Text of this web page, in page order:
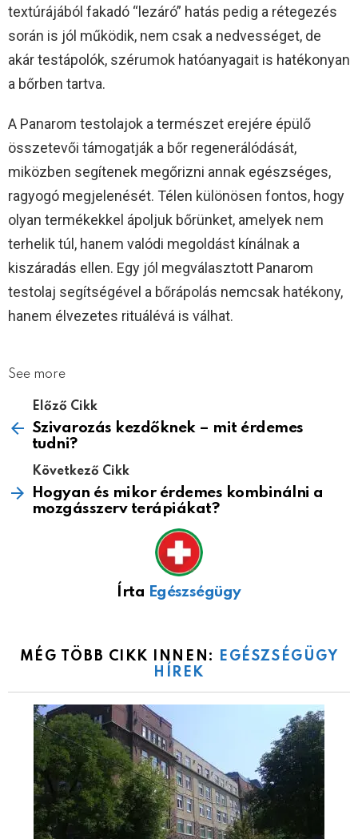
textúrájából fakadó “lezáró” hatás pedig a rétegezés
során is jól működik, nem csak a nedvességet, de
akár testápolók, szérumok hatóanyagait is hatékonyan
a bőrben tartva.
A Panarom testolajok a természet erejére épülő
összetevői támogatják a bőr regenerálódását,
miközben segítenek megőrizni annak egészséges,
ragyogó megjelenését. Télen különösen fontos, hogy
olyan termékekkel ápoljuk bőrünket, amelyek nem
terhelik túl, hanem valódi megoldást kínálnak a
kiszáradás ellen. Egy jól megválasztott Panarom
testolaj segítségével a bőrápolás nemcsak hatékony,
hanem élvezetes rituálévá is válhat.
See more
Előző Cikk
Szivarozás kezdőknek – mit érdemes
tudni?
Következő Cikk
Hogyan és mikor érdemes kombinálni a
mozgásszerv terápiákat?
Írta Egészségügy
MÉG TÖBB CIKK INNEN:
EGÉSZSÉGÜGY
HÍREK